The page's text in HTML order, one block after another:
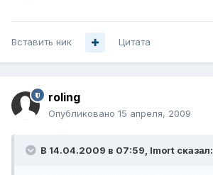
Вставить ник Цитата
roling
Опубликовано 15 апреля, 2009
В 14.04.2009 в 07:59, Imort сказал: